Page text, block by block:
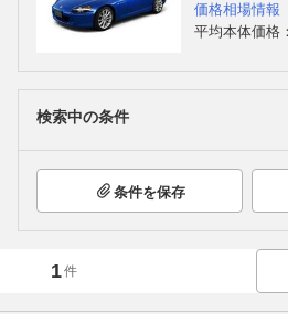
価格相場情報
平均本体価格：
検索中の条件
条件を保存
1件